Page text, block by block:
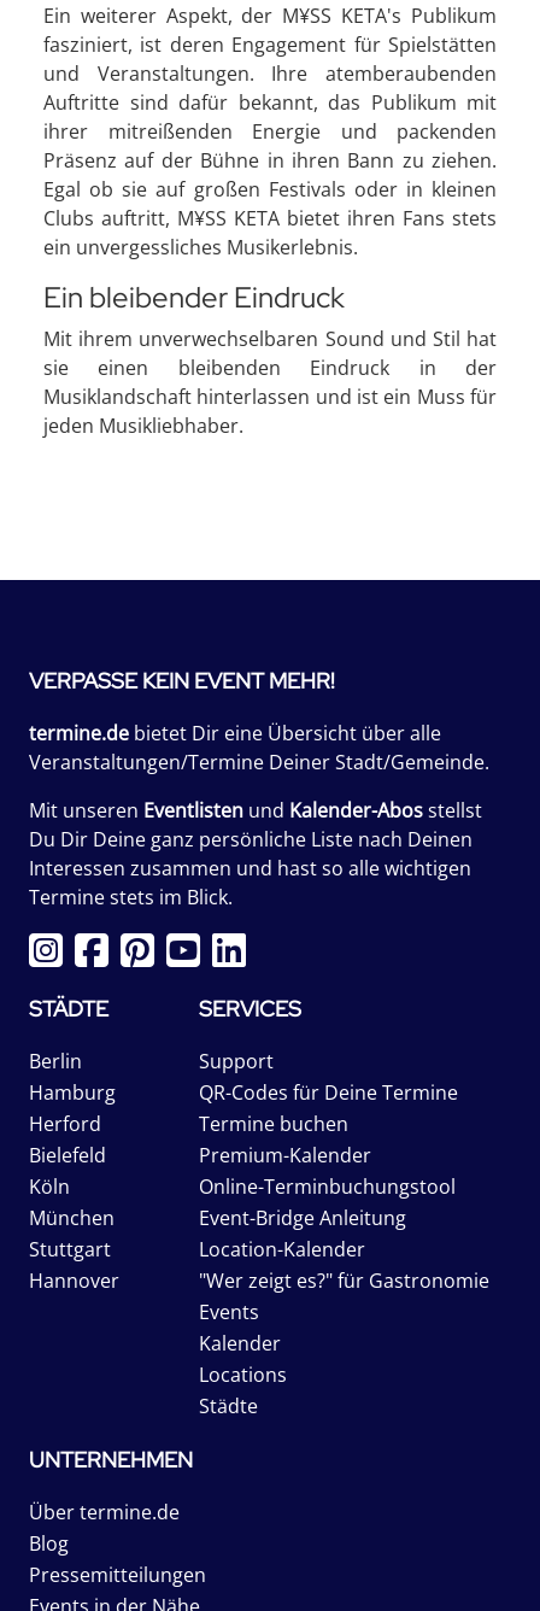
Ein weiterer Aspekt, der M¥SS KETA's Publikum
fasziniert, ist deren Engagement für Spielstätten
und Veranstaltungen. Ihre atemberaubenden
Auftritte sind dafür bekannt, das Publikum mit
ihrer mitreißenden Energie und packenden
Präsenz auf der Bühne in ihren Bann zu ziehen.
Egal ob sie auf großen Festivals oder in kleinen
Clubs auftritt, M¥SS KETA bietet ihren Fans stets
ein unvergessliches Musikerlebnis.
Ein bleibender Eindruck
Mit ihrem unverwechselbaren Sound und Stil hat
sie einen bleibenden Eindruck in der
Musiklandschaft hinterlassen und ist ein Muss für
jeden Musikliebhaber.
VERPASSE KEIN EVENT MEHR!
termine.de bietet Dir eine Übersicht über alle
Veranstaltungen/Termine Deiner Stadt/Gemeinde.
Mit unseren Eventlisten und Kalender-Abosstellst
Du Dir Deine ganz persönliche Liste nach Deinen
Interessen zusammen und hast so alle wichtigen
Termine stets im Blick.
STÄDTE
Berlin
Hamburg
Herford
Bielefeld
Köln
München
Stuttgart
Hannover
SERVICES
Support
QR-Codes für Deine Termine
Termine buchen
Premium-Kalender
Online-Terminbuchungstool
Event-Bridge Anleitung
Location-Kalender
"Wer zeigt es?" für Gastronomie
Events
Kalender
Locations
Städte
UNTERNEHMEN
Über termine.de
Blog
Pressemitteilungen
Events in der Nähe